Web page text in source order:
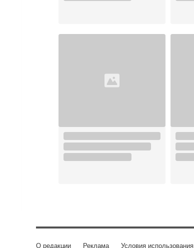
О редакции Реклама Условия использования